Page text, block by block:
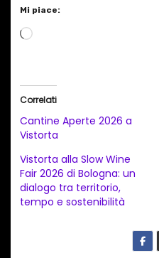
Mi piace:
C
i
a
e
n
t
Correlati
Cantine Aperte 2026 a
Vistorta
Vistorta alla Slow Wine
Fair 2026 di Bologna: un
dialogo tra territorio,
tempo e sostenibilità